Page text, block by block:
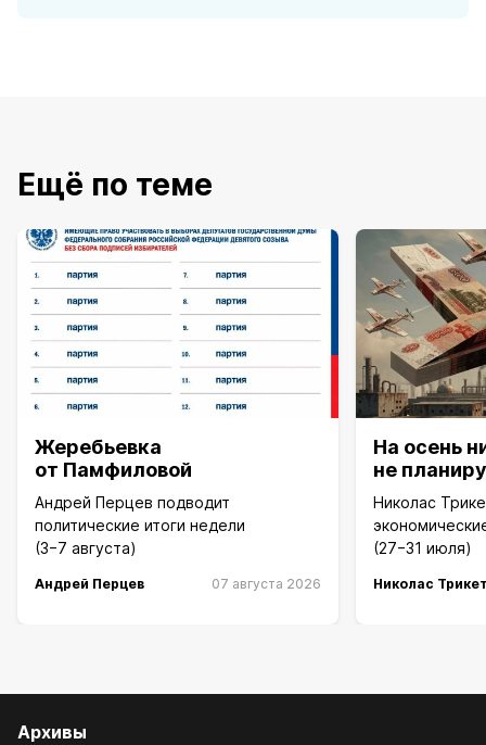
Ещё по теме
Жеребьевка
от Памфиловой
Андрей Перцев подводит
политические итоги недели
(3−7 августа)
Андрей Перцев 07 августа 2026
На осень
не
Николас
(27−31 июля)
Николас
Архивы